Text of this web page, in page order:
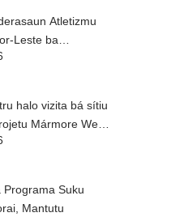
Atletizmu
Leste ba
2026
halo vizita bá sítiu
Mármore We-
Suku
Mantutu